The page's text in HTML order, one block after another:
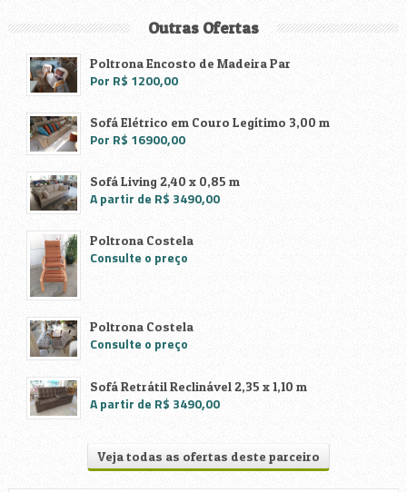
Outras Ofertas
Poltrona Encosto de Madeira Par
Por R$ 1200,00
Sofá Elétrico em Couro Legítimo 3,00 m
Por R$ 16900,00
Sofá Living 2,40 x 0,85 m
A partir de R$ 3490,00
Poltrona Costela
Consulte o preço
Poltrona Costela
Consulte o preço
Sofá Retrátil Reclinável 2,35 x 1,10 m
A partir de R$ 3490,00
Veja todas as ofertas deste parceiro